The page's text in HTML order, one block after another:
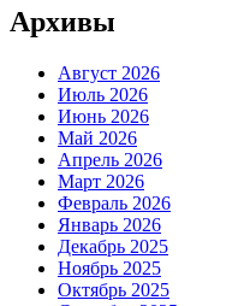
Архивы
Август 2026
Июль 2026
Июнь 2026
Май 2026
Апрель 2026
Март 2026
Февраль 2026
Январь 2026
Декабрь 2025
Ноябрь 2025
Октябрь 2025